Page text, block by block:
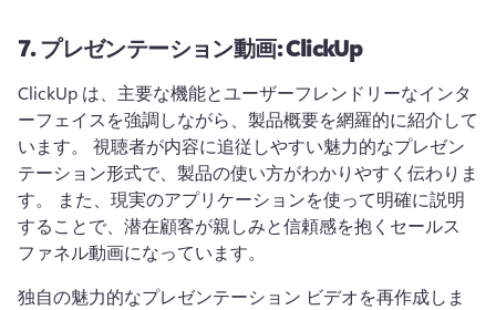
7.プレゼンテーション動画: ClickUp
ClickUp は、主要な機能とユーザーフレンドリーなインタ
ーフェイスを強調しながら、製品概要を網羅的に紹介して
います。 視聴者が内容に追従しやすい魅力的なプレゼン
テーション形式で、製品の使い方がわかりやすく伝わりま
す。
また、現実のアプリケーションを使って明確に説明
することで、潜在顧客が親しみと信頼感を抱くセールス
ファネル動画になっています。
独自の魅力的なプレゼンテーション ビデオを再作成しま